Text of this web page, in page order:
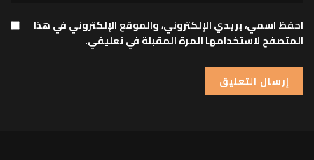
احفظ اسمي، بريدي الإلكتروني، والموقع الإلكتروني في هذا
المتصفح لاستخدامها المرة المقبلة في تعليقي.